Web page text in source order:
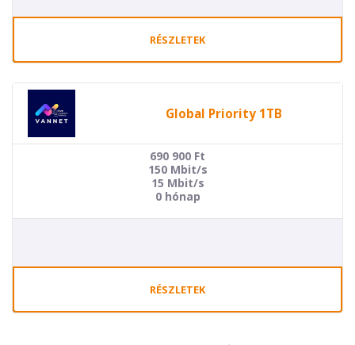
RÉSZLETEK
Global Priority 1TB
690 900 Ft
150 Mbit/s
15 Mbit/s
0 hónap
RÉSZLETEK